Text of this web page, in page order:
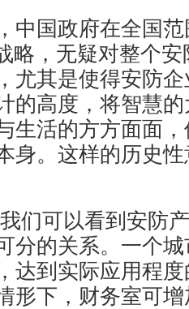
国政府在全国范
略，无疑对整个
尤其是使得安防
的高度，将智慧
生活的方方面面
身。这样的历史
可以看到安防产
分的关系。一个
达到实际应用程
形下，财务室可